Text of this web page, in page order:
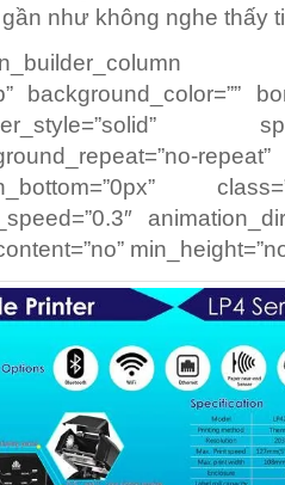
như không nghe thấy
background_color=””
repeat”